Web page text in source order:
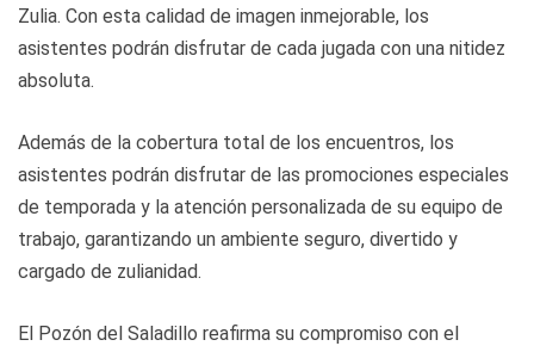
Zulia. Con esta calidad de imagen inmejorable, los
asistentes podrán disfrutar de cada jugada con una nitidez
absoluta.
Además de la cobertura total de los encuentros, los
asistentes podrán disfrutar de las promociones especiales
de temporada y la atención personalizada de su equipo de
trabajo, garantizando un ambiente seguro, divertido y
cargado de zulianidad.
El Pozón del Saladillo reafirma su compromiso con el